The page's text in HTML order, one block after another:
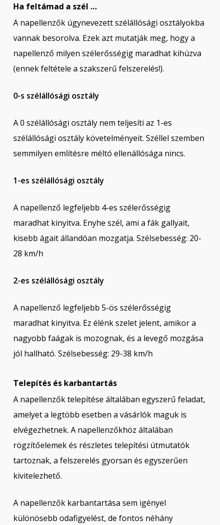
Ha feltámad a szél …
A napellenzők úgynevezett szélállósági osztályokba
vannak besorolva. Ezek azt mutatják meg, hogy a
napellenző milyen szélerősségig maradhat kihúzva
(ennek feltétele a szakszerű felszerelés!).
0-s szélállósági osztály
A 0 szélállósági osztály nem teljesíti az 1-es
szélállósági osztály követelményeit. Széllel szemben
semmilyen említésre méltó ellenállósága nincs.
1-es szélállósági osztály
A napellenző legfeljebb 4-es szélerősségig
maradhat kinyitva. Enyhe szél, ami a fák gallyait,
kisebb ágait állandóan mozgatja. Szélsebesség: 20-
28 km/h
2-es szélállósági osztály
A napellenző legfeljebb 5-ös szélerősségig
maradhat kinyitva. Ez élénk szelet jelent, amikor a
nagyobb faágak is mozognak, és a levegő mozgása
jól hallható. Szélsebesség: 29-38 km/h
Telepítés és karbantartás
A napellenzők telepítése általában egyszerű feladat,
amelyet a legtöbb esetben a vásárlók maguk is
elvégezhetnek. A napellenzőkhöz általában
rögzítőelemek és részletes telepítési útmutatók
tartoznak, a felszerelés gyorsan és egyszerűen
kivitelezhető.
A napellenzők karbantartása sem igényel
különösebb odafigyelést, de fontos néhány